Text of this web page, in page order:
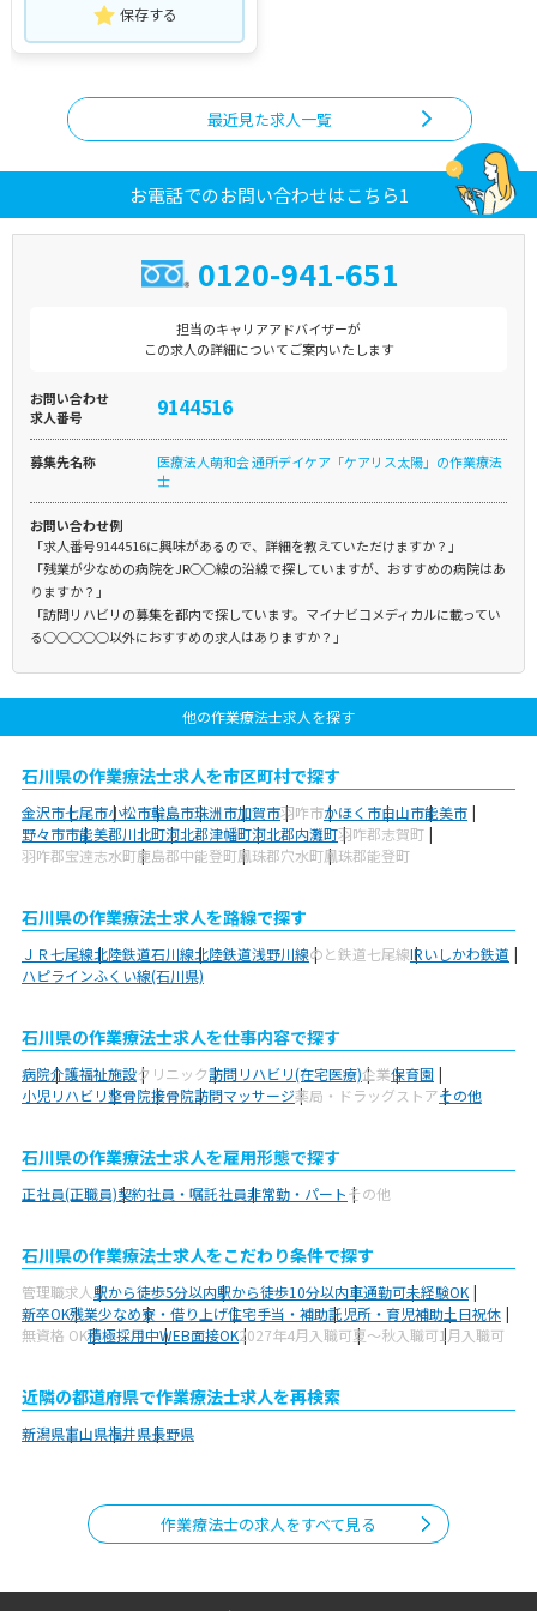
保存する
最近見た求人一覧
お電話でのお問い合わせはこちら1
0120-941-651
担当のキャリアアドバイザーが
この求人の詳細についてご案内いたします
お問い合わせ
求人番号
9144516
募集先名称
医療法人萌和会 通所デイケア「ケアリス太陽」の作業療法
士
お問い合わせ例
「求人番号9144516に興味があるので、詳細を教えていただけますか？」
「残業が少なめの病院をJR○○線の沿線で探していますが、おすすめの病院はあ
りますか？」
「訪問リハビリの募集を都内で探しています。マイナビコメディカルに載ってい
る○○○○○以外におすすめの求人はありますか？」
他の作業療法士求人を探す
石川県の作業療法士求人を市区町村で探す
金沢市七尾市小松市輪島市珠洲市加賀市羽咋市かほく市白山市能美市
野々市市能美郡川北町河北郡津幡町河北郡内灘町羽咋郡志賀町
羽咋郡宝達志水町鹿島郡中能登町鳳珠郡穴水町鳳珠郡能登町
石川県の作業療法士求人を路線で探す
ＪＲ七尾線北陸鉄道石川線北陸鉄道浅野川線のと鉄道七尾線IRいしかわ鉄道
ハピラインふくい線(石川県)
石川県の作業療法士求人を仕事内容で探す
病院介護福祉施設クリニック訪問リハビリ(在宅医療)企業保育園
小児リハビリ整骨院接骨院訪問マッサージ薬局・ドラッグストアその他
石川県の作業療法士求人を雇用形態で探す
正社員(正職員)契約社員・嘱託社員非常勤・パートその他
石川県の作業療法士求人をこだわり条件で探す
管理職求人駅から徒歩5分以内駅から徒歩10分以内車通勤可未経験OK
新卒OK残業少なめ寮・借り上げ住宅手当・補助託児所・育児補助土日祝休
無資格 OK積極採用中WEB面接OK2027年4月入職可夏～秋入職可1月入職可
近隣の都道府県で作業療法士求人を再検索
新潟県富山県福井県長野県
作業療法士の求人をすべて見る